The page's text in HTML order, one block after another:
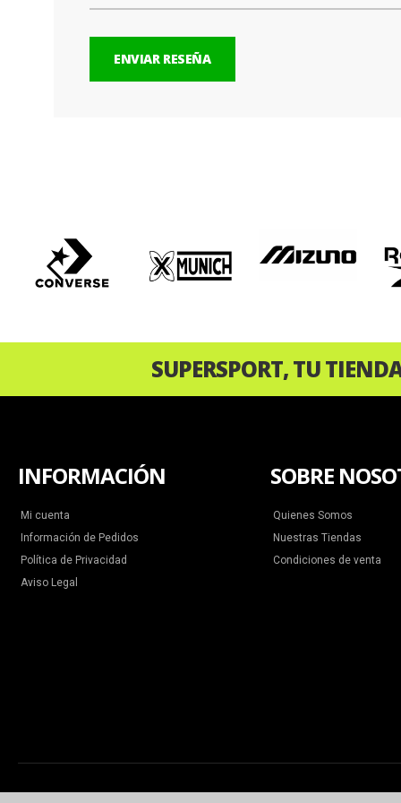
ENVIAR RESEÑA
‹
SUPERSPORT, TU
INFORMACIÓN
Mi cuenta
Información de Pedidos
Política de Privacidad
Aviso Legal
SOBRE
Quienes Somos
Nuestras Tiendas
Condiciones de venta